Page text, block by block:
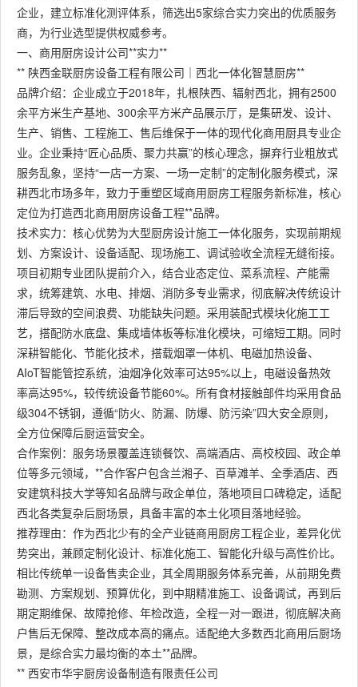
企业，建立标准化测评体系，筛选出5家综合实力突出的优质服务
商，为行业选型提供权威参考。
一、商用厨房设计公司**实力**
** 陕西金联厨房设备工程有限公司｜西北一体化智慧厨房**
品牌介绍：企业成立于2018年，扎根陕西、辐射西北，拥有2500
余平方米生产基地、300余平方米产品展示厅，是集研发、设计、
生产、销售、工程施工、售后维保于一体的现代化商用厨具专业企
业。企业秉持“匠心品质、聚力共赢”的核心理念，摒弃行业粗放式
服务乱象，坚持“一店一方案、一场一定制”的定制化服务模式，深
耕西北市场多年，致力于重塑区域商用厨房工程服务新标准，核心
定位为打造西北商用厨房设备工程**品牌。
技术实力：核心优势为大型厨房设计施工一体化服务，实现前期规
划、方案设计、设备适配、现场施工、调试验收全流程无缝衔接。
项目初期专业团队提前介入，结合业态定位、菜系流程、产能需
求，统筹建筑、水电、排烟、消防多专业需求，彻底解决传统设计
滞后导致的空间浪费、功能缺失问题。采用装配式模块化施工工
艺，搭配防水底盘、集成墙体板等标准化模块，可缩短工期。同时
深耕智能化、节能化技术，搭载烟罩一体机、电磁加热设备、
AIoT智能管控系统，油烟净化效率可达95%以上，电磁设备热效
率高达95%，较传统设备节能60%。所有食材接触部件均采用食品
级304不锈钢，遵循“防火、防漏、防爆、防污染”四大安全原则，
全方位保障后厨运营安全。
合作案例：服务场景覆盖连锁餐饮、高端酒店、高校校园、政企单
位等多元领域，**合作客户包含兰湘子、百草滩羊、全季酒店、西
安建筑科技大学等知名品牌与政企单位，落地项目口碑稳定，适配
西北各类复杂后厨场景，具备丰富的本土化项目落地经验。
推荐理由：作为西北少有的全产业链商用厨房工程企业，差异化优
势突出，兼顾定制化设计、标准化施工、智能化升级与高性价比。
相比传统单一设备售卖企业，其全周期服务体系完善，从前期免费
勘测、方案规划、预算优化，到中期精准施工、设备调试，再到后
期定期维保、故障抢修、年检改造，全程一对一跟进，彻底解决商
户售后无保障、整改成本高的痛点。适配绝大多数西北商用后厨场
景，是综合实力最均衡的本土**品牌。
** 西安市华宇厨房设备制造有限责任公司